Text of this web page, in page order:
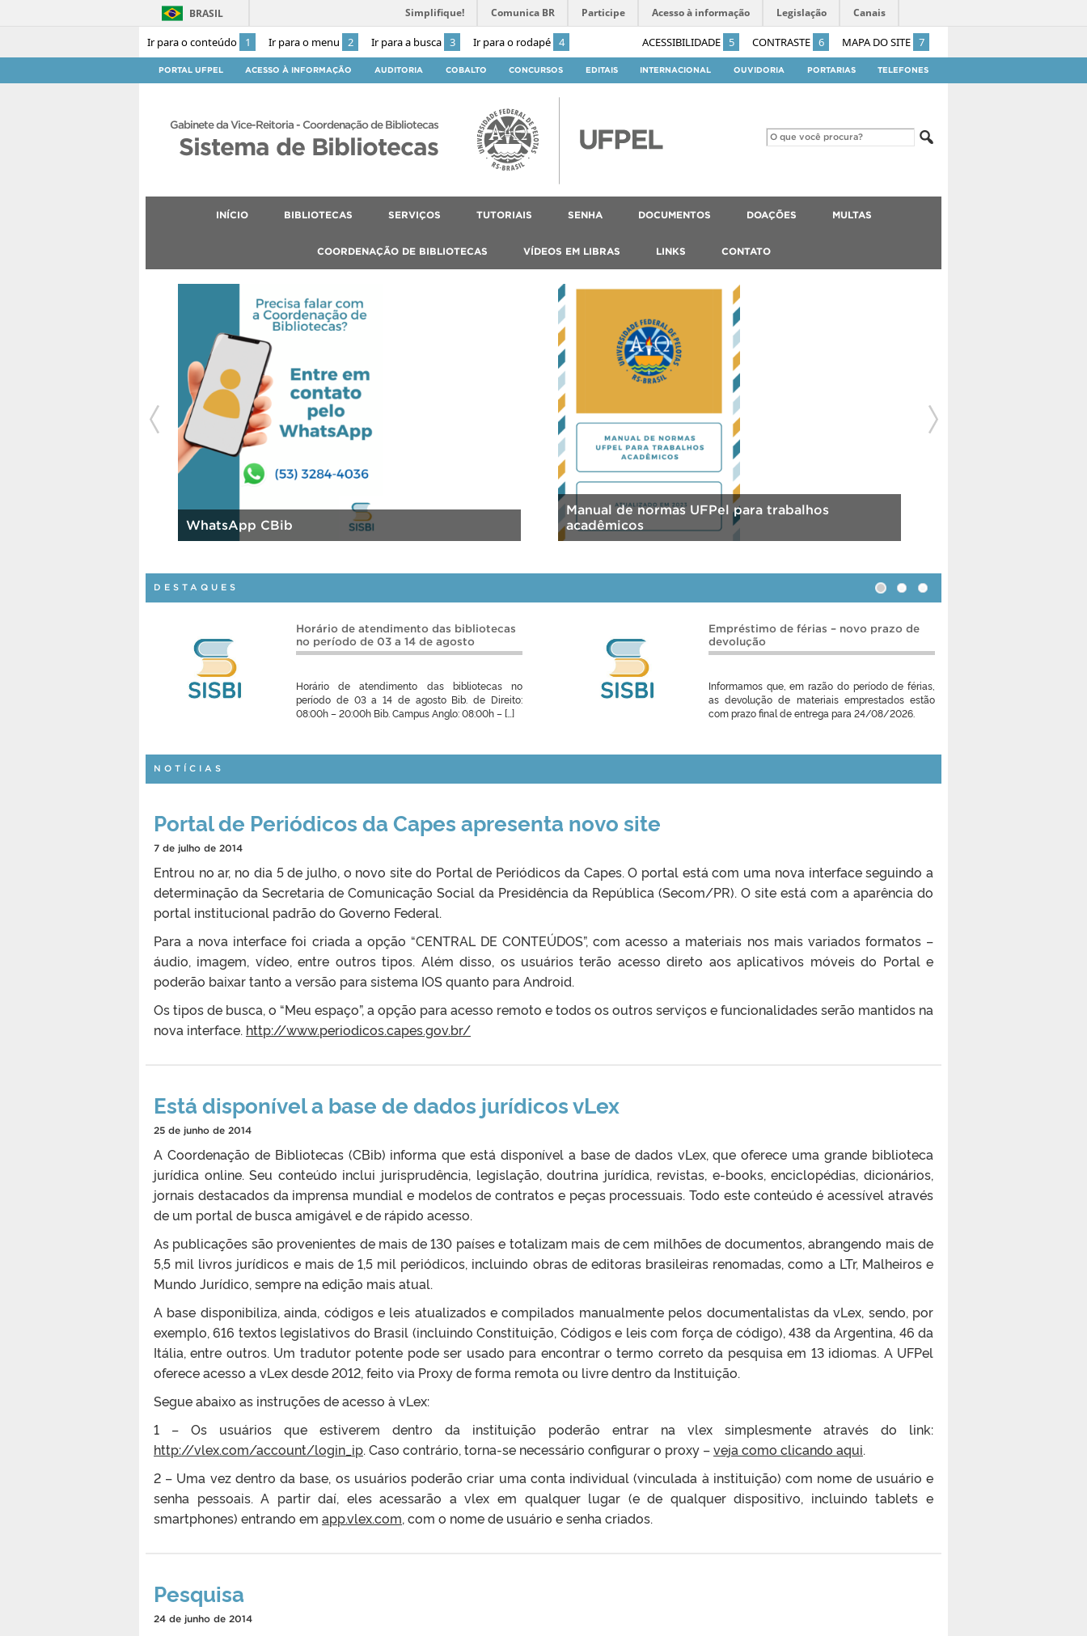
Ir para o conteúdo 1 Ir para o menu 2 Ir para a busca 3 Ir para o rodapé 4 ACESSIBILIDADE 5 CONTRASTE 6 MAPA DO SITE 7
BRASIL Simplifique! Comunica BR Participe Acesso à informação Legislação Canais
PORTAL UFPEL ACESSO À INFORMAÇÃO AUDITORIA COBALTO CONCURSOS EDITAIS INTERNACIONAL OUVIDORIA PORTARIAS TELEFONES
Gabinete da Vice-Reitoria - Coordenação de Bibliotecas
Sistema de Bibliotecas
INÍCIO BIBLIOTECAS SERVIÇOS TUTORIAIS SENHA DOCUMENTOS DOAÇÕES MULTAS
COORDENAÇÃO DE BIBLIOTECAS VÍDEOS EM LIBRAS LINKS CONTATO
WhatsApp CBib
Manual de normas UFPel para trabalhos
acadêmicos
DESTAQUES
Horário de atendimento das bibliotecas
no período de 03 a 14 de agosto
Horário de atendimento das bibliotecas no
período de 03 a 14 de agosto Bib. de Direito:
08:00h – 20:00h Bib. Campus Anglo: 08:00h – […]
Empréstimo de férias – novo prazo de
devolução
Informamos que, em razão do período de férias,
as devolução de materiais emprestados estão
com prazo final de entrega para 24/08/2026.
NOTÍCIAS
Portal de Periódicos da Capes apresenta novo site
7 de julho de 2014
Entrou no ar, no dia 5 de julho, o novo site do Portal de Periódicos da Capes. O portal está com uma nova interface seguindo a
determinação da Secretaria de Comunicação Social da Presidência da República (Secom/PR). O site está com a aparência do
portal institucional padrão do Governo Federal.
Para a nova interface foi criada a opção “CENTRAL DE CONTEÚDOS”, com acesso a materiais nos mais variados formatos –
áudio, imagem, vídeo, entre outros tipos. Além disso, os usuários terão acesso direto aos aplicativos móveis do Portal e
poderão baixar tanto a versão para sistema IOS quanto para Android.
Os tipos de busca, o “Meu espaço”, a opção para acesso remoto e todos os outros serviços e funcionalidades serão mantidos na
nova interface. http://www.periodicos.capes.gov.br/
Está disponível a base de dados jurídicos vLex
25 de junho de 2014
A Coordenação de Bibliotecas (CBib) informa que está disponível a base de dados vLex, que oferece uma grande biblioteca
jurídica online. Seu conteúdo inclui jurisprudência, legislação, doutrina jurídica, revistas, e-books, enciclopédias, dicionários,
jornais destacados da imprensa mundial e modelos de contratos e peças processuais. Todo este conteúdo é acessível através
de um portal de busca amigável e de rápido acesso.
As publicações são provenientes de mais de 130 países e totalizam mais de cem milhões de documentos, abrangendo mais de
5,5 mil livros jurídicos e mais de 1,5 mil periódicos, incluindo obras de editoras brasileiras renomadas, como a LTr, Malheiros e
Mundo Jurídico, sempre na edição mais atual.
A base disponibiliza, ainda, códigos e leis atualizados e compilados manualmente pelos documentalistas da vLex, sendo, por
exemplo, 616 textos legislativos do Brasil (incluindo Constituição, Códigos e leis com força de código), 438 da Argentina, 46 da
Itália, entre outros. Um tradutor potente pode ser usado para encontrar o termo correto da pesquisa em 13 idiomas. A UFPel
oferece acesso a vLex desde 2012, feito via Proxy de forma remota ou livre dentro da Instituição.
Segue abaixo as instruções de acesso à vLex:
1 – Os usuários que estiverem dentro da instituição poderão entrar na vlex simplesmente através do link:
http://vlex.com/account/login_ip. Caso contrário, torna-se necessário configurar o proxy –veja como clicando aqui.
2 – Uma vez dentro da base, os usuários poderão criar uma conta individual (vinculada à instituição) com nome de usuário e
senha pessoais. A partir daí, eles acessarão a vlex em qualquer lugar (e de qualquer dispositivo, incluindo tablets e
smartphones) entrando em app.vlex.com, com o nome de usuário e senha criados.
Pesquisa
24 de junho de 2014